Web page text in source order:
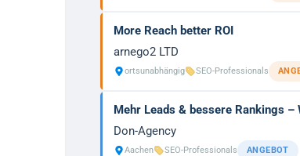
More Reach better ROI
arnego2 LTD
ortsunabhängig SEO-Professionals
Mehr Leads & bessere Rankings –
Don-Agency
Aachen SEO-Professionals ANGEBOT